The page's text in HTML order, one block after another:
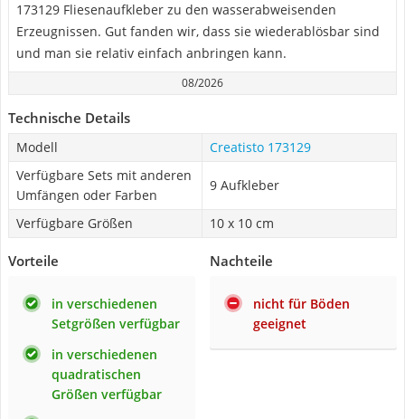
173129 Fliesenaufkleber zu den wasserabweisenden
Erzeugnissen. Gut fanden wir, dass sie wiederablösbar sind
und man sie relativ einfach anbringen kann.
08/2026
Technische Details
Modell
Creatisto 173129
Verfügbare Sets mit anderen
Umfängen oder Farben
9 Aufkleber
Verfügbare Größen 10 x 10 cm
Vorteile
in verschiedenen
Setgrößen verfügbar
in verschiedenen
quadratischen
Größen verfügbar
Nachteile
nicht für Böden
geeignet